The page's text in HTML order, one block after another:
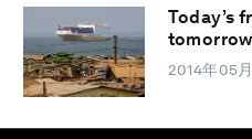
Today’s
2014年05